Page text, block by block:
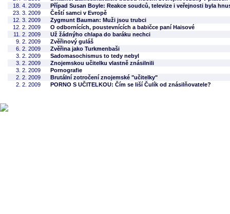
18. 4. 2009
Případ Susan Boyle: Reakce soudců, televize i veřejnosti byla
23. 3. 2009
Čeští samci v Evropě
12. 3. 2009
Zygmunt Bauman: Muži jsou trubci
12. 2. 2009
O odbornících, poustevnících a babičce paní Haisové
11. 2. 2009
Už žádnýho chlapa do baráku nechci
9. 2. 2009
Zvěřinový guláš
6. 2. 2009
Zvěřina jako Turkmenbaši
3. 2. 2009
Sadomasochismus to tedy nebyl
3. 2. 2009
Znojemskou učitelku vlastně znásilnili
3. 2. 2009
Pornografie
2. 2. 2009
Brutální zotročení znojemské "učitelky"
2. 2. 2009
PORNO S UČITELKOU: Čím se liší Čulík od znásilňovatele?